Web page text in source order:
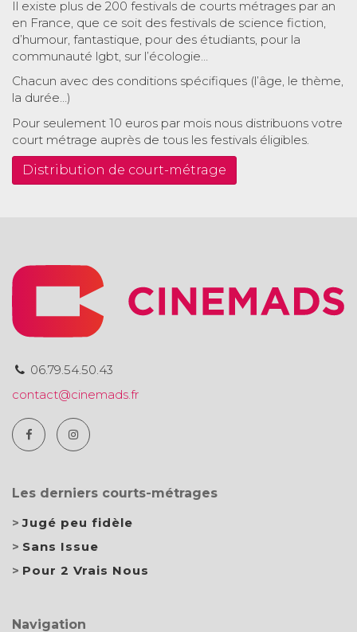
Il existe plus de 200 festivals de courts métrages par an
en France, que ce soit des festivals de science fiction,
d’humour, fantastique, pour des étudiants, pour la
communauté lgbt, sur l’écologie…
Chacun avec des conditions spécifiques (l’âge, le thème,
la durée…)
Pour seulement 10 euros par mois nous distribuons votre
court métrage auprès de tous les festivals éligibles.
Distribution de court-métrage
06.79.54.50.43
contact@cinemads.fr
Les derniers courts-métrages
Jugé peu fidèle
Sans Issue
Pour 2 Vrais Nous
Navigation